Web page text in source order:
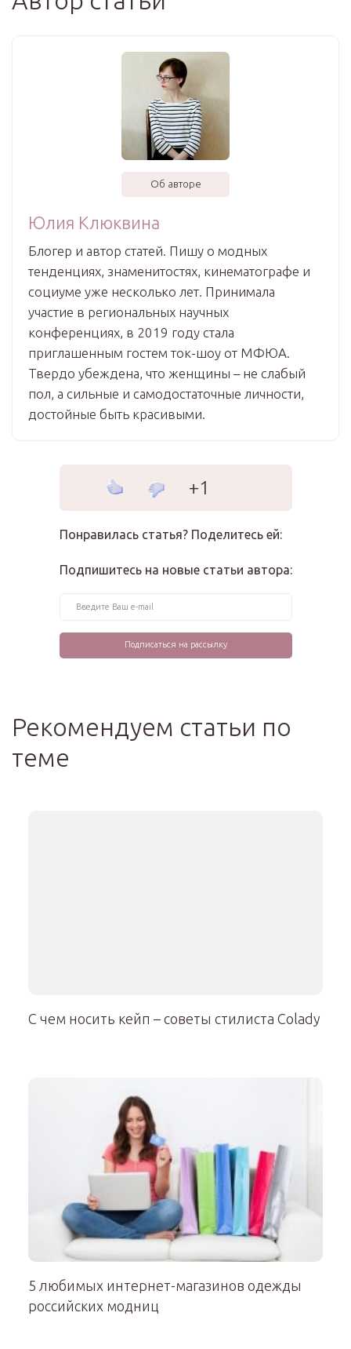
Об авторе
Юлия Клюквина
Блогер и автор статей. Пишу о модных
тенденциях, знаменитостях, кинематографе и
социуме уже несколько лет. Принимала
участие в региональных научных
конференциях, в 2019 году стала
приглашенным гостем ток-шоу от МФЮА.
Твердо убеждена, что женщины – не слабый
пол, а сильные и самодостаточные личности,
достойные быть красивыми.
+1
Понравилась статья? Поделитесь ей:
Подпишитесь на новые статьи автора:
Рекомендуем статьи по
теме
С чем носить кейп – советы стилиста Сolady
5 любимых интернет-магазинов одежды
российских модниц